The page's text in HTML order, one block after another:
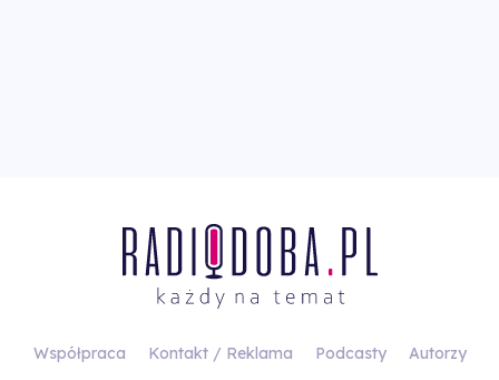
Współpraca Kontakt / Reklama Podcasty Autorzy